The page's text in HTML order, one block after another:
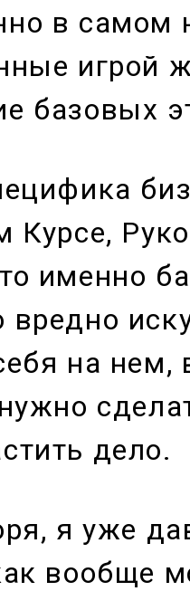
в самом
игрой
базовых
Курсе,
именно
на нем,
дело.
я уже
вообще